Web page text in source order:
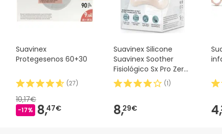
Suavinex
Protegesenos 60+30
(27)
10,17€
-17% 8,47€
Suavinex Silicone
Suavinex Soother
Fisiológico Sx Pro Zero
2m 1 peça
(1)
8,29€ 4,